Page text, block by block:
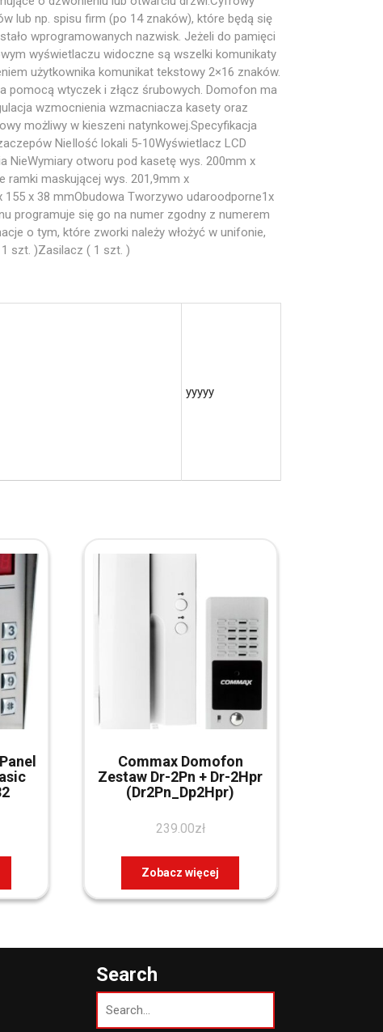
lub np. spisu firm (po 14 znaków), które będą się
wprogramowanych nazwisk. Jeżeli do pamięci
wyświetlaczu widoczne są wszelki komunikaty
użytkownika komunikat tekstowy 2×16 znaków.
pomocą wtyczek i złącz śrubowych. Domofon ma
wzmocnienia wzmacniacza kasety oraz
możliwy w kieszeni natynkowej.Specyfikacja
NieIlość lokali 5-10Wyświetlacz LCD
NieWymiary otworu pod kasetę wys. 200mm x
ramki maskującej wys. 201,9mm x
x 38 mmObudowa Tworzywo udaroodporne1x
programuje się go na numer zgodny z numerem
o tym, które zworki należy włożyć w unifonie,
szt. )Zasilacz ( 1 szt. )
yyyyy
Commax Domofon
Zestaw Dr-2Pn + Dr-2Hpr
(Dr2Pn_Dp2Hpr)
239.00zł
Zobacz więcej
Search